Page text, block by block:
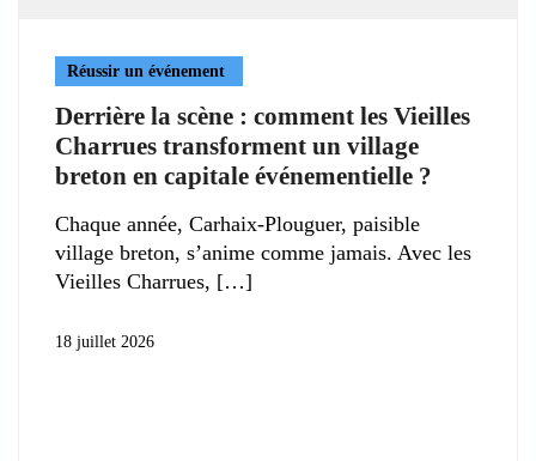
Réussir un événement
Derrière la scène : comment les Vieilles
Charrues transforment un village
breton en capitale événementielle ?
Chaque année, Carhaix-Plouguer, paisible
village breton, s’anime comme jamais. Avec les
Vieilles Charrues,
18 juillet 2026